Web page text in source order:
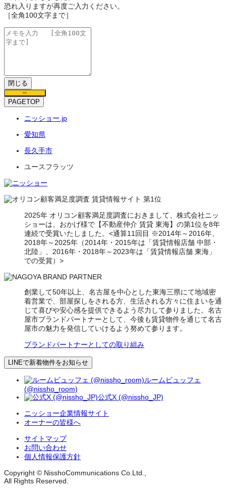
恐れ入りますが再度ご入力ください。
［全角100文字まで］
閉じる
保存
PAGETOP
ニッショー.jp
愛知県
長久手市
ユースフラッツ
2025年 オリコン顧客満足度調査におきまして、株式会社ニッ
ショーは、おかげ様で【不動産仲介 賃貸 東海】の第1位を8年
連続で受賞いたしました。<通算11回目 ※2014年～2016年、
2018年～2025年（2014年・2015年は「賃貸情報店舗 中部・
北陸」、2016年・2018年～2023年は「賃貸情報店舗 東海」
での受賞）>
創業して50年以上、名古屋を中心とした東海三県にて地域密
着営業で、部屋探しをされる方、生活される方々に住まいを通
じて喜びや安心感を提供できるよう尽力して参りました。名古
屋市ブランドパートナーとして、今後も賃貸物件を通じて名古
屋市の魅力を発信していけるよう努めて参ります。
ブランドパートナーとしての取り組み
LINEで新着物件をお知らせ
ルームビュッフェ
(@nissho_room)
公式X (@nissho_JP)
ニッショー企業情報サイト
オーナーの皆様へ
サイトマップ
お問い合わせ
個人情報保護方針
Copyright © NisshoCommunications Co.Ltd.,
All Rights Reserved.